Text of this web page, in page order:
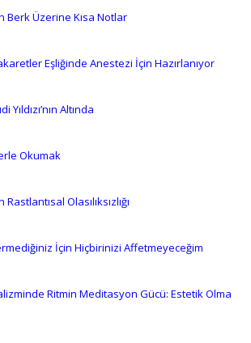
Berk Üzerine Kısa Notlar
Eşliğinde Anestezi İçin Hazırlanıyor
Altında
Okumak
Olasılıksızlığı
İçin Hiçbirinizi Affetmeyeceğim
Ritmin Meditasyon Gücü: Estetik Olma